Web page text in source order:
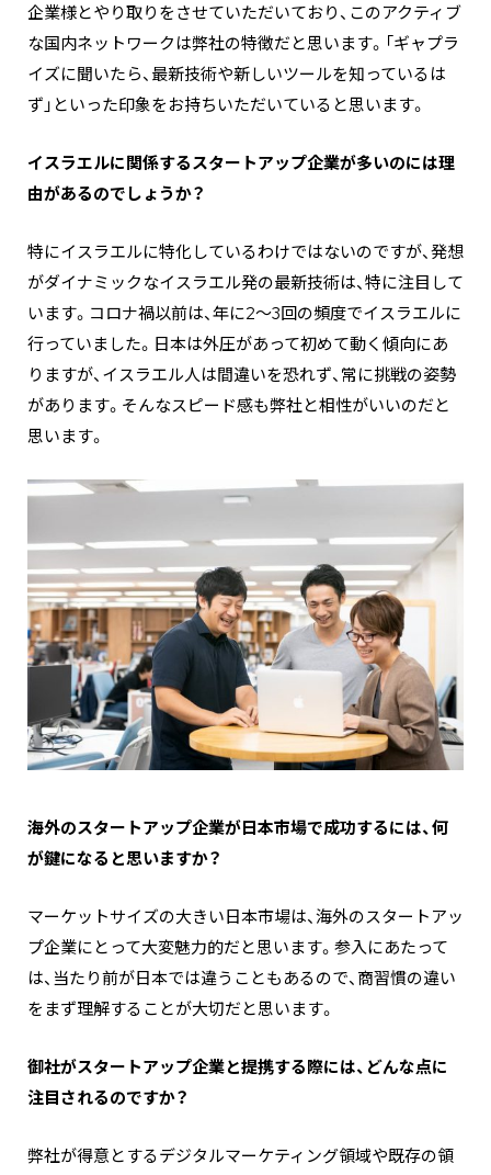
企業様とやり取りをさせていただいており、このアクティブ
な国内ネットワークは弊社の特徴だと思います。「ギャプラ
イズに聞いたら、最新技術や新しいツールを知っているは
ず」といった印象をお持ちいただいていると思います。
―――イスラエルに関係するスタートアップ企業が多いのには理
由があるのでしょうか？
特にイスラエルに特化しているわけではないのですが、発想
がダイナミックなイスラエル発の最新技術は、特に注目して
います。コロナ禍以前は、年に2～3回の頻度でイスラエルに
行っていました。日本は外圧があって初めて動く傾向にあ
りますが、イスラエル人は間違いを恐れず、常に挑戦の姿勢
があります。そんなスピード感も弊社と相性がいいのだと
思います。
―――海外のスタートアップ企業が日本市場で成功するには、何
が鍵になると思いますか？
マーケットサイズの大きい日本市場は、海外のスタートアッ
プ企業にとって大変魅力的だと思います。参入にあたって
は、当たり前が日本では違うこともあるので、商習慣の違い
をまず理解することが大切だと思います。
―――御社がスタートアップ企業と提携する際には、どんな点に
注目されるのですか？
弊社が得意とするデジタルマーケティング領域や既存の領